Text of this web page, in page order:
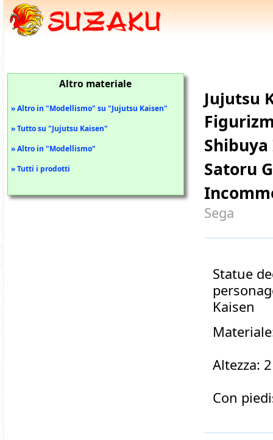
Jujutsu
Satoru
Sega
Statue
perso
Kaisen
Altezza:
Con
Altro materiale
» Altro in "Modellismo" su "Jujutsu Kaisen"
» Tutto su "Jujutsu Kaisen"
» Altro in "Modellismo"
» Tutti i prodotti